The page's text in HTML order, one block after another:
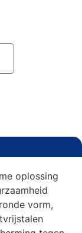
oplossing
vorm,